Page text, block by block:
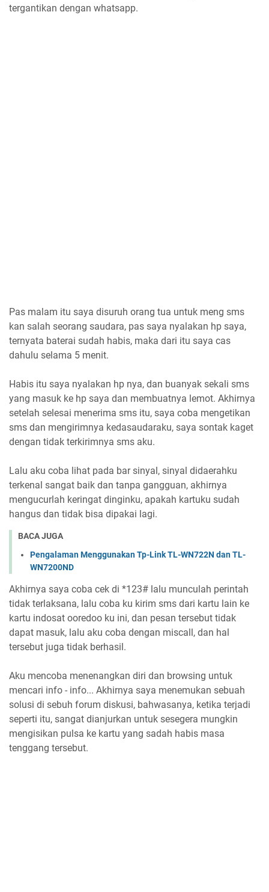
tergantikan dengan whatsapp.
Pas malam itu saya disuruh orang tua untuk meng sms
kan salah seorang saudara, pas saya nyalakan hp saya,
ternyata baterai sudah habis, maka dari itu saya cas
dahulu selama 5 menit.
Habis itu saya nyalakan hp nya, dan buanyak sekali sms
yang masuk ke hp saya dan membuatnya lemot. Akhirnya
setelah selesai menerima sms itu, saya coba mengetikan
sms dan mengirimnya kedasaudaraku, saya sontak kaget
dengan tidak terkirimnya sms aku.
Lalu aku coba lihat pada bar sinyal, sinyal didaerahku
terkenal sangat baik dan tanpa gangguan, akhirnya
mengucurlah keringat dinginku, apakah kartuku sudah
hangus dan tidak bisa dipakai lagi.
BACA JUGA
Pengalaman Menggunakan Tp-Link TL-WN722N dan TL-
WN7200ND
Akhirnya saya coba cek di *123# lalu munculah perintah
tidak terlaksana, lalu coba ku kirim sms dari kartu lain ke
kartu indosat ooredoo ku ini, dan pesan tersebut tidak
dapat masuk, lalu aku coba dengan miscall, dan hal
tersebut juga tidak berhasil.
Aku mencoba menenangkan diri dan browsing untuk
mencari info - info... Akhirnya saya menemukan sebuah
solusi di sebuh forum diskusi, bahwasanya, ketika terjadi
seperti itu, sangat dianjurkan untuk sesegera mungkin
mengisikan pulsa ke kartu yang sadah habis masa
tenggang tersebut.